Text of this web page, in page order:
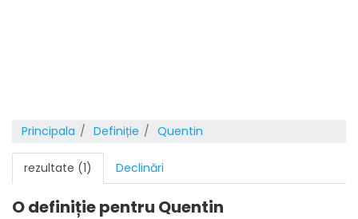
Principala Definiție Quentin
rezultate (1) Declinări
O definiție pentru Quentin